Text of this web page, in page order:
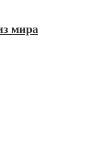
мира